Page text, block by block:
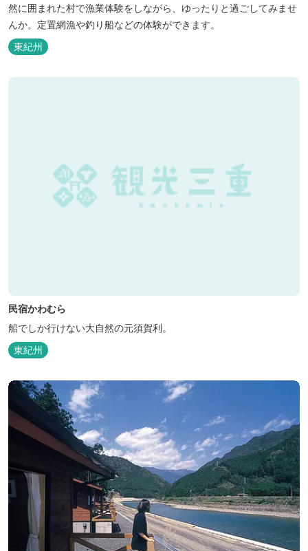
然に囲まれた村で漁業体験をしながら、ゆったりと過ごしてみませ
んか。定置網漁や釣り船などの体験ができます。
東紀州
民宿かわむら
船でしか行けない大自然の元須賀利。
東紀州